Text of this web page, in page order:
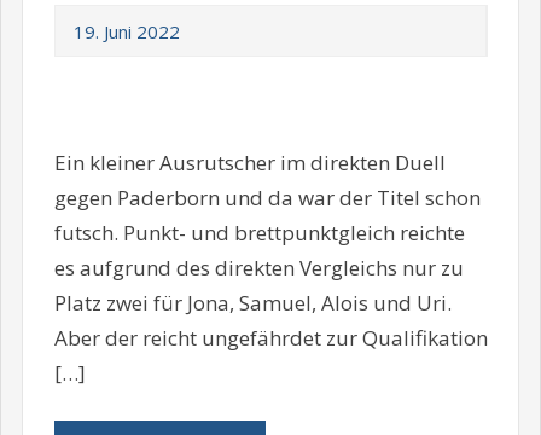
19. Juni 2022
Ein kleiner Ausrutscher im direkten Duell
gegen Paderborn und da war der Titel schon
futsch. Punkt- und brettpunktgleich reichte
es aufgrund des direkten Vergleichs nur zu
Platz zwei für Jona, Samuel, Alois und Uri.
Aber der reicht ungefährdet zur Qualifikation
[…]